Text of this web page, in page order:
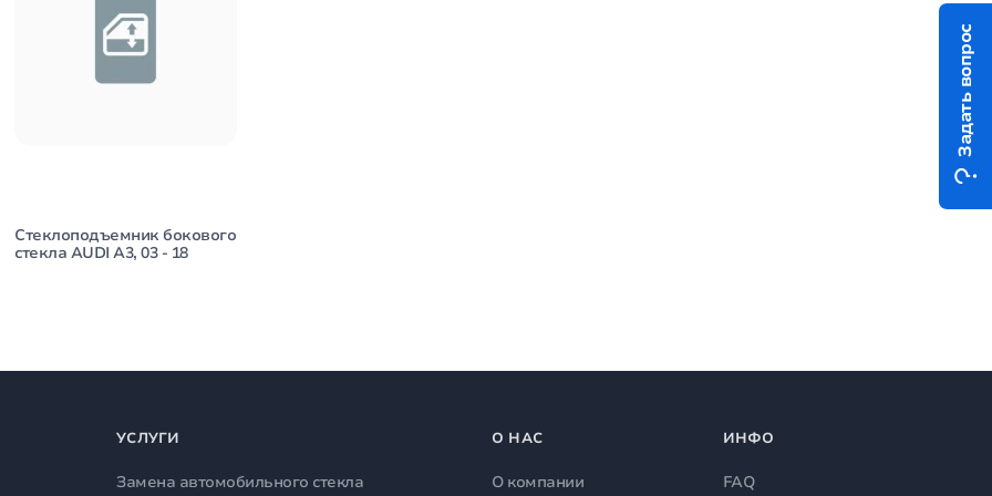
Стеклоподъемник бокового
стекла AUDI A3, 03 - 18
Задать вопрос
УСЛУГИ
Замена автомобильного стекла
О НАС
О компании
ИНФО
FAQ